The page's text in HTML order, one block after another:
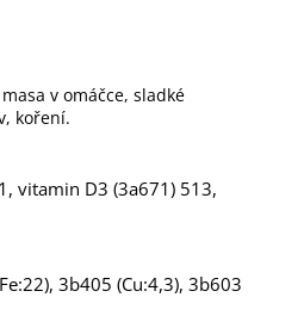
v omáčce, sladké
koření.
vitamin D3 (3a671) 513,
3b405 (Cu:4,3), 3b603